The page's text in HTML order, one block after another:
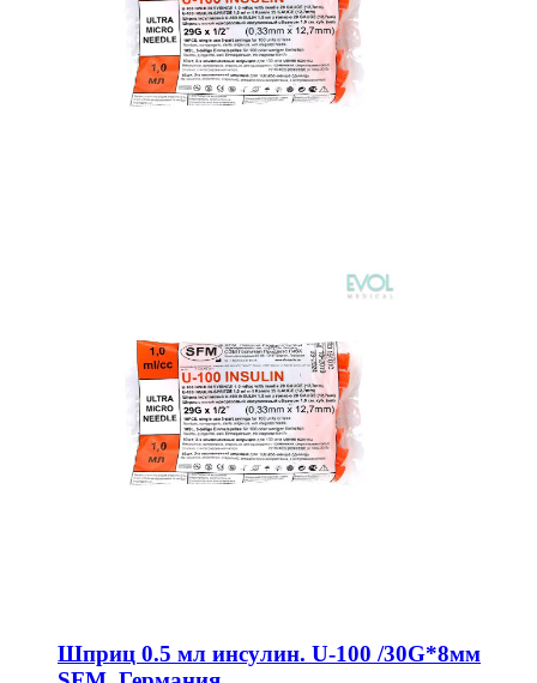
Шприц 0.5 мл инсулин. U-100 /30G*8мм